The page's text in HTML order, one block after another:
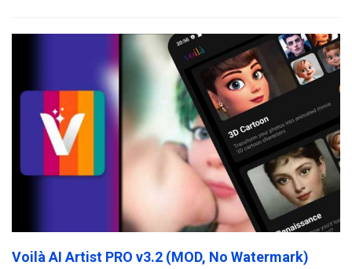
Voilà AI Artist PRO v3.2 (MOD, No Watermark)